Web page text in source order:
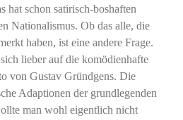
hat schon satirisch-boshaften
Nationalismus. Ob das alle, die
haben, ist eine andere Frage.
lieber auf die komödienhafte
von Gustav Gründgens. Die
Adaptionen der grundlegenden
man wohl eigentlich nicht